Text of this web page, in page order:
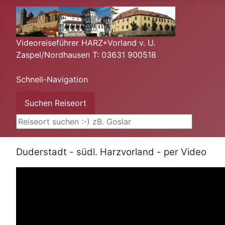
Videoreiseführer HARZ+Vorland v. U.
Zaspel/Nordhausen T: 03631 900518
Schnell-Navigation
Suchen Reiseort
Duderstadt - südl. Harzvorland - per Video